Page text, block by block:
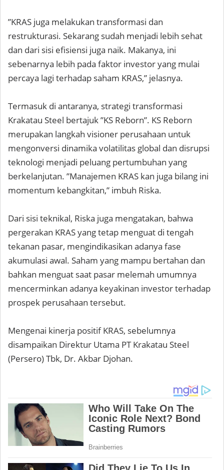
”KRAS juga melakukan transformasi dan
restrukturasi. Sekarang sudah menjadi lebih sehat
dan dari sisi efisiensi juga naik. Makanya, ini
sebenarnya lebih pada faktor investor yang mulai
percaya lagi terhadap saham KRAS,” jelasnya.
Termasuk di antaranya, strategi transformasi
Krakatau Steel bertajuk ”KS Reborn”. KS Reborn
merupakan langkah visioner perusahaan untuk
mengonversi dinamika volatilitas global dan disrupsi
teknologi menjadi peluang pertumbuhan yang
berkelanjutan. ”Manajemen KRAS kan juga bilang ini
momentum kebangkitan,” imbuh Riska.
Dari sisi teknikal, Riska juga mengatakan, bahwa
pergerakan KRAS yang tetap menguat di tengah
tekanan pasar, mengindikasikan adanya fase
akumulasi awal. Saham yang mampu bertahan dan
bahkan menguat saat pasar melemah umumnya
mencerminkan adanya keyakinan investor terhadap
prospek perusahaan tersebut.
Mengenai kinerja positif KRAS, sebelumnya
disampaikan Direktur Utama PT Krakatau Steel
(Persero) Tbk, Dr. Akbar Djohan.